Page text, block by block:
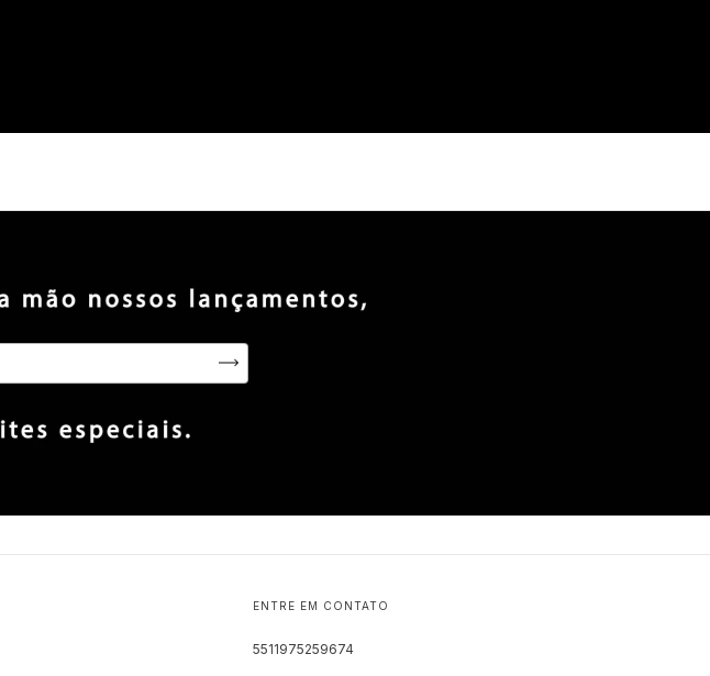
ENTRE EM CONTATO
5511975259674